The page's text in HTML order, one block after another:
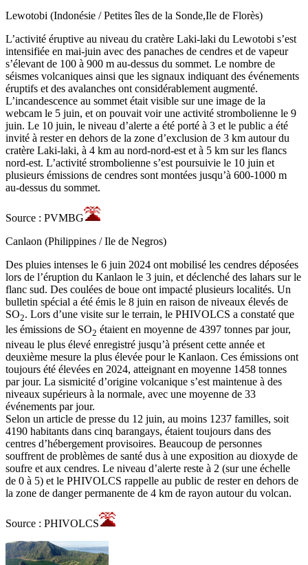
Lewotobi (Indonésie / Petites îles de la Sonde,Ile de Florès)
L’activité éruptive au niveau du cratère Laki-laki du Lewotobi s’est
intensifiée en mai-juin avec des panaches de cendres et de vapeur
s’élevant de 100 à 900 m au-dessus du sommet. Le nombre de
séismes volcaniques ainsi que les signaux indiquant des événements
éruptifs et des avalanches ont considérablement augmenté.
L’incandescence au sommet était visible sur une image de la
webcam le 5 juin, et on pouvait voir une activité strombolienne le 9
juin. Le 10 juin, le niveau d’alerte a été porté à 3 et le public a été
invité à rester en dehors de la zone d’exclusion de 3 km autour du
cratère Laki-laki, à 4 km au nord-nord-est et à 5 km sur les flancs
nord-est. L’activité strombolienne s’est poursuivie le 10 juin et
plusieurs émissions de cendres sont montées jusqu’à 600-1000 m
au-dessus du sommet.
Source : PVMBG
Canlaon (Philippines / Ile de Negros)
Des pluies intenses le 6 juin 2024 ont mobilisé les cendres déposées
lors de l’éruption du Kanlaon le 3 juin, et déclenché des lahars sur le
flanc sud. Des coulées de boue ont impacté plusieurs localités. Un
bulletin spécial a été émis le 8 juin en raison de niveaux élevés de
SO2. Lors d’une visite sur le terrain, le PHIVOLCS a constaté que
les émissions de SO2 étaient en moyenne de 4397 tonnes par jour,
niveau le plus élevé enregistré jusqu’à présent cette année et
deuxième mesure la plus élevée pour le Kanlaon. Ces émissions ont
toujours été élevées en 2024, atteignant en moyenne 1458 tonnes
par jour. La sismicité d’origine volcanique s’est maintenue à des
niveaux supérieurs à la normale, avec une moyenne de 33
événements par jour.
Selon un article de presse du 12 juin, au moins 1237 familles, soit
4190 habitants dans cinq barangays, étaient toujours dans des
centres d’hébergement provisoires. Beaucoup de personnes
souffrent de problèmes de santé dus à une exposition au dioxyde de
soufre et aux cendres. Le niveau d’alerte reste à 2 (sur une échelle
de 0 à 5) et le PHIVOLCS rappelle au public de rester en dehors de
la zone de danger permanente de 4 km de rayon autour du volcan.
Source : PHIVOLCS